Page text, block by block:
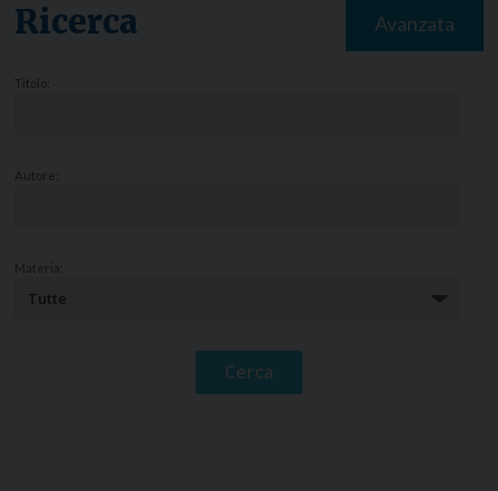
Ricerca Avanzata
Titolo:
Autore:
Materia: